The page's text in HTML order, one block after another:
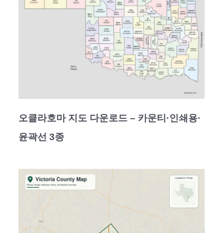
오클라호마 지도 다운로드 – 카운티·인쇄용·
윤곽선 3종